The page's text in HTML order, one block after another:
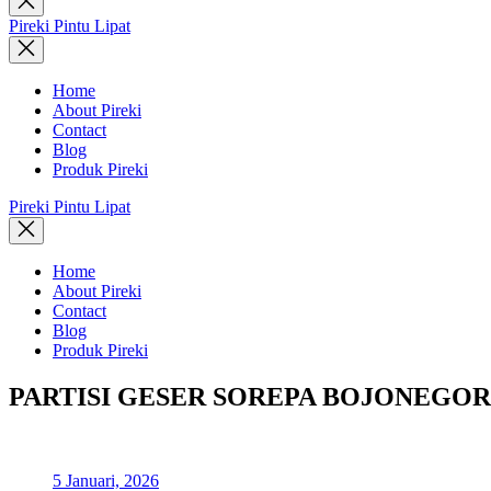
search
Pireki Pintu Lipat
Home
About Pireki
Contact
Blog
Produk Pireki
Pireki Pintu Lipat
Home
About Pireki
Contact
Blog
Produk Pireki
PARTISI GESER SOREPA
5 Januari, 2026